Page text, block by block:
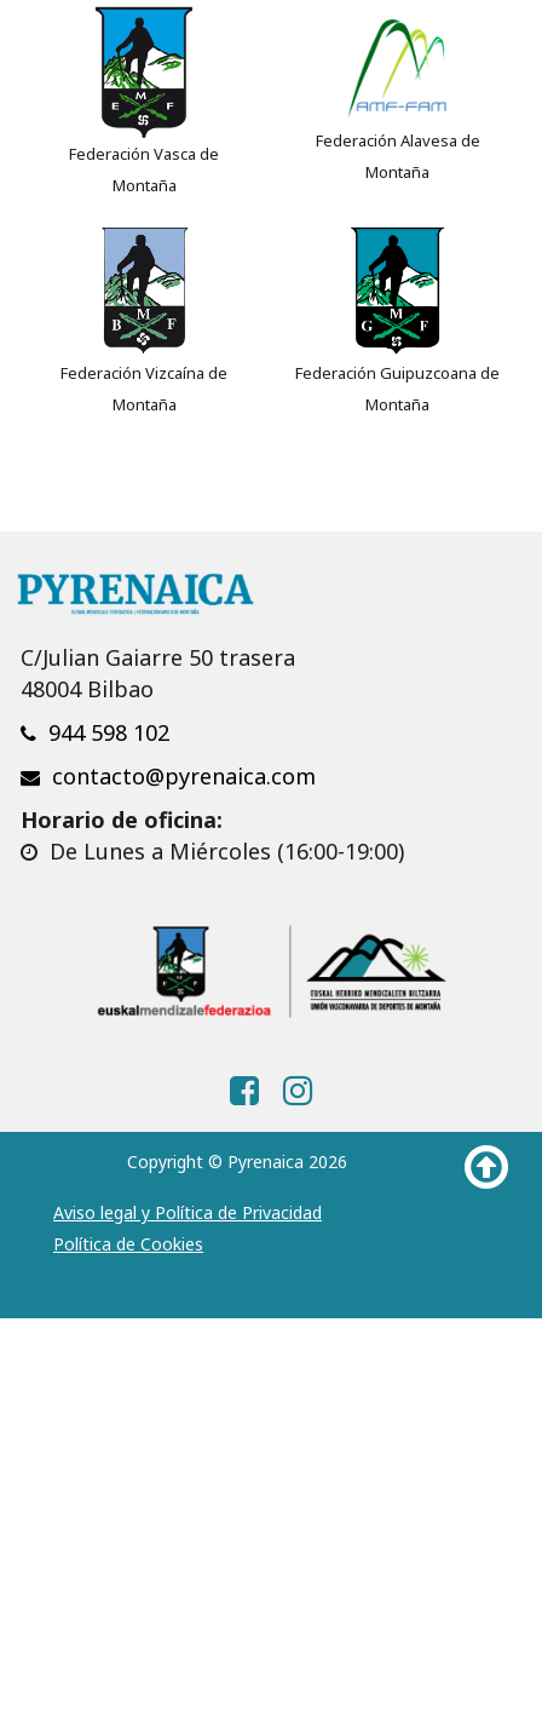
Federación Vasca de
Montaña
Federación Alavesa de
Montaña
Federación Vizcaína de
Montaña
Federación Guipuzcoana de
Montaña
C/Julian Gaiarre 50 trasera
48004 Bilbao
944 598 102
contacto@pyrenaica.com
Horario de oficina:
De Lunes a Miércoles (16:00-19:00)
Copyright © Pyrenaica 2026
Aviso legal y Política de Privacidad
Política de Cookies